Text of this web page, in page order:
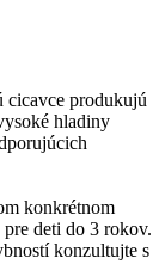
cicavce produkujú
hladiny
konkrétnom
deti do 3 rokov.
konzultujte s